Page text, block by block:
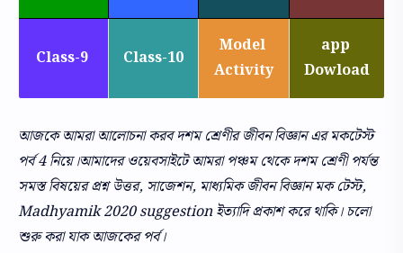
Class-9 Class-10
Model
Activity
app
Dowload
আজকে আমরা আলোচনা করব দশম শ্রেণীর জীবন বিজ্ঞান এর মকটেস্ট
পর্ব 4 নিয়ে।আমাদের ওয়েবসাইটে আমরা পঞ্চম থেকে দশম শ্রেণী পর্যন্ত
সমস্ত বিষয়ের প্রশ্ন উত্তর, সাজেশন, মাধ্যমিক জীবন বিজ্ঞান মক টেস্ট,
Madhyamik 2020 suggestion ইত্যাদি প্রকাশ করে থাকি। চলো
শুরু করা যাক আজকের পর্ব।